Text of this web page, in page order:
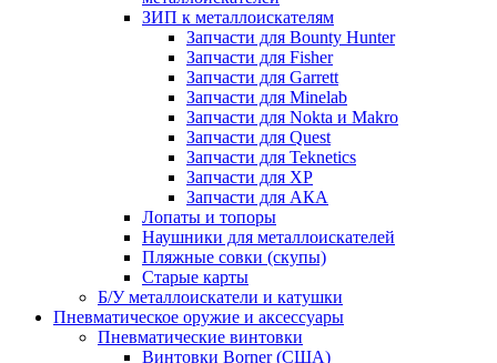
ЗИП к металлоискателям
Запчасти для Bounty Hunter
Запчасти для Fisher
Запчасти для Garrett
Запчасти для Minelab
Запчасти для Nokta и Makro
Запчасти для Quest
Запчасти для Teknetics
Запчасти для XP
Запчасти для АКА
Лопаты и топоры
Наушники для металлоискателей
Пляжные совки (скупы)
Старые карты
Б/У металлоискатели и катушки
Пневматическое оружие и аксессуары
Пневматические винтовки
Винтовки Borner (США)